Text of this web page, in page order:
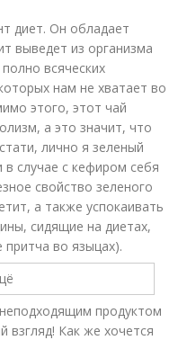
диет. Он обладает
выведет из организма
всяческих
нам не хватает во
этого, этот чай
а это значит, что
лично я зеленый
в случае с кефиром себя
свойство зеленого
а также успокаивать
сидящие на диетах,
притча во языцах).
продуктом
взгляд! Как же хочется